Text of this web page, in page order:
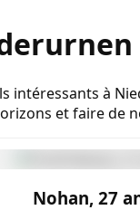
intéressants à
et faire de
Nohan, 27